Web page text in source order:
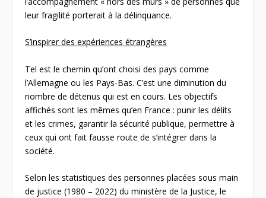
leur fragilité porterait à la délinquance.
S’inspirer des expériences étrangères
Tel est le chemin qu’ont choisi des pays comme
l’Allemagne ou les Pays-Bas. C’est une diminution du
nombre de détenus qui est en cours. Les objectifs
affichés sont les mêmes qu’en France : punir les délits
et les crimes, garantir la sécurité publique, permettre à
ceux qui ont fait fausse route de s’intégrer dans la
société.
Selon les statistiques des personnes placées sous main
de justice (1980 – 2022) du ministère de la Justice, le